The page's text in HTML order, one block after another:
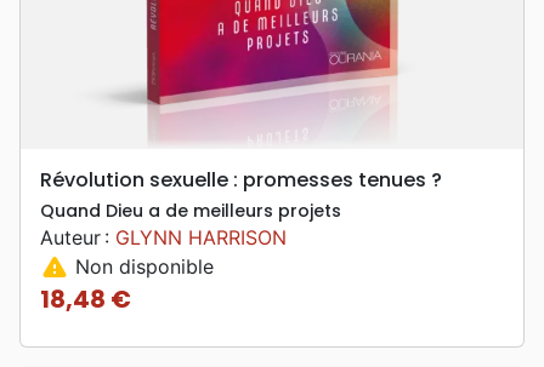
Révolution sexuelle : promesses tenues ?
Quand Dieu a de meilleurs projets
Auteur : GLYNN HARRISON
warning Non disponible
Prix
18,48 €